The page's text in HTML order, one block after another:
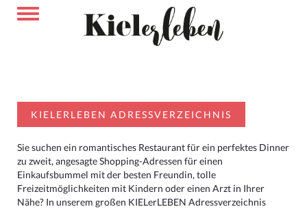
KIELERLEBEN ADRESSVERZEICHNIS
Sie suchen ein romantisches Restaurant für ein perfektes Dinner
zu zweit, angesagte Shopping-Adressen für einen
Einkaufsbummel mit der besten Freundin, tolle
Freizeitmöglichkeiten mit Kindern oder einen Arzt in Ihrer
Nähe? In unserem großen KIELerLEBEN Adressverzeichnis